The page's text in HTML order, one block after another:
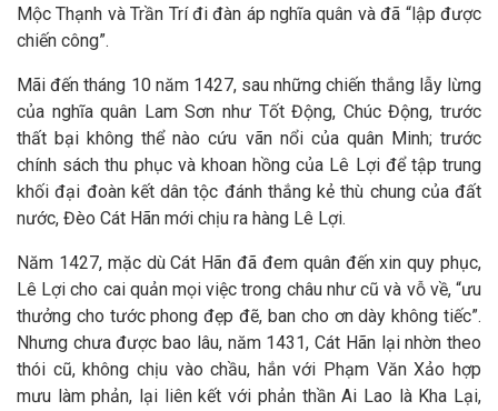
Mộc Thạnh và Trần Trí đi đàn áp nghĩa quân và đã “lập được
chiến công”.
Mãi đến tháng 10 năm 1427, sau những chiến thắng lẫy lừng
của nghĩa quân Lam Sơn như Tốt Động, Chúc Động, trước
thất bại không thể nào cứu vãn nổi của quân Minh; trước
chính sách thu phục và khoan hồng của Lê Lợi để tập trung
khối đại đoàn kết dân tộc đánh thắng kẻ thù chung của đất
nước, Đèo Cát Hãn mới chịu ra hàng Lê Lợi.
Năm 1427, mặc dù Cát Hãn đã đem quân đến xin quy phục,
Lê Lợi cho cai quản mọi việc trong châu như cũ và vỗ về, “ưu
thưởng cho tước phong đẹp đẽ, ban cho ơn dày không tiếc”.
Nhưng chưa được bao lâu, năm 1431, Cát Hãn lại nhờn theo
thói cũ, không chịu vào chầu, hắn với Phạm Văn Xảo hợp
mưu làm phản, lại liên kết với phản thần Ai Lao là Kha Lại,